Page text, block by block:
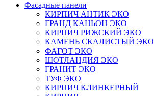
Фасадные панели
КИРПИЧ АНТИК ЭКО
ГРАНД КАНЬОН ЭКО
КИРПИЧ РИЖСКИЙ ЭКО
КАМЕНЬ СКАЛИСТЫЙ ЭКО
ФАГОТ ЭКО
ШОТЛАНДИЯ ЭКО
ГРАНИТ ЭКО
ТУФ ЭКО
КИРПИЧ КЛИНКЕРНЫЙ